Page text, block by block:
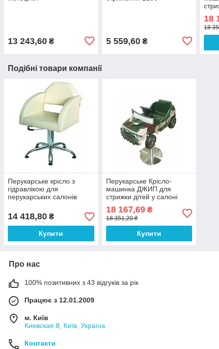
13 243,60 ₴ 5 559,60₴
18
18
Подібні товари компанії
Перукарське крісло з
гідравлікою для
перукарських салонів
14 418,80 ₴
Купити
Перукарське Крісло-
машинка ДЖИП для
стрижки дітей у салоні
краси
18 167,69₴
18 351,20 ₴
Купити
Про нас
100% позитивних з 43 відгуків за рік
Працює з 12.01.2009
м. Київ
Киевская 8, Київ, Україна
Контакти